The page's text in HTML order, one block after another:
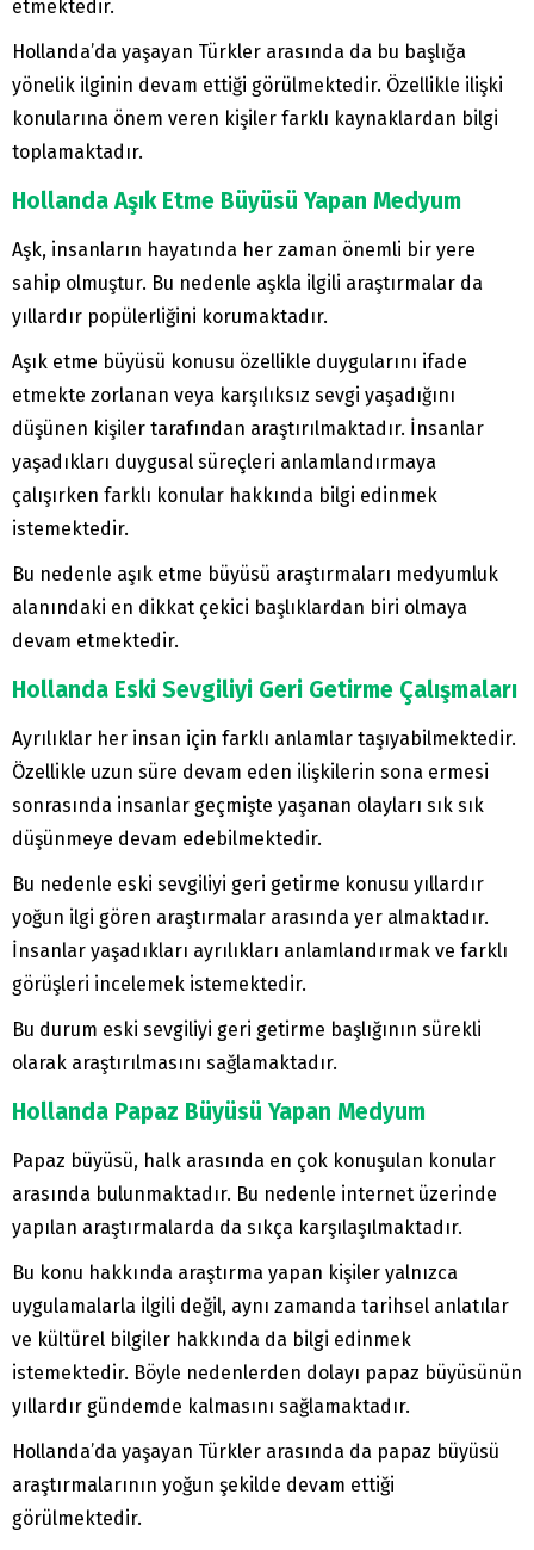
etmektedir.
Hollanda’da yaşayan Türkler arasında da bu başlığa
yönelik ilginin devam ettiği görülmektedir. Özellikle ilişki
konularına önem veren kişiler farklı kaynaklardan bilgi
toplamaktadır.
Hollanda Aşık Etme Büyüsü Yapan Medyum
Aşk, insanların hayatında her zaman önemli bir yere
sahip olmuştur. Bu nedenle aşkla ilgili araştırmalar da
yıllardır popülerliğini korumaktadır.
Aşık etme büyüsü konusu özellikle duygularını ifade
etmekte zorlanan veya karşılıksız sevgi yaşadığını
düşünen kişiler tarafından araştırılmaktadır. İnsanlar
yaşadıkları duygusal süreçleri anlamlandırmaya
çalışırken farklı konular hakkında bilgi edinmek
istemektedir.
Bu nedenle aşık etme büyüsü araştırmaları medyumluk
alanındaki en dikkat çekici başlıklardan biri olmaya
devam etmektedir.
Hollanda Eski Sevgiliyi Geri Getirme Çalışmaları
Ayrılıklar her insan için farklı anlamlar taşıyabilmektedir.
Özellikle uzun süre devam eden ilişkilerin sona ermesi
sonrasında insanlar geçmişte yaşanan olayları sık sık
düşünmeye devam edebilmektedir.
Bu nedenle eski sevgiliyi geri getirme konusu yıllardır
yoğun ilgi gören araştırmalar arasında yer almaktadır.
İnsanlar yaşadıkları ayrılıkları anlamlandırmak ve farklı
görüşleri incelemek istemektedir.
Bu durum eski sevgiliyi geri getirme başlığının sürekli
olarak araştırılmasını sağlamaktadır.
Hollanda Papaz Büyüsü Yapan Medyum
Papaz büyüsü, halk arasında en çok konuşulan konular
arasında bulunmaktadır. Bu nedenle internet üzerinde
yapılan araştırmalarda da sıkça karşılaşılmaktadır.
Bu konu hakkında araştırma yapan kişiler yalnızca
uygulamalarla ilgili değil, aynı zamanda tarihsel anlatılar
ve kültürel bilgiler hakkında da bilgi edinmek
istemektedir. Böyle nedenlerden dolayı papaz büyüsünün
yıllardır gündemde kalmasını sağlamaktadır.
Hollanda’da yaşayan Türkler arasında da papaz büyüsü
araştırmalarının yoğun şekilde devam ettiği
görülmektedir.